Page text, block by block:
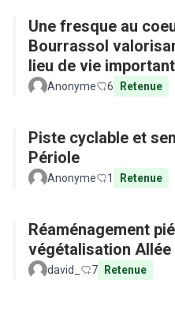
Une fresque au
Bourrassol
lieu de vie
Anonyme 6 Retenue
Piste cyclable et
Périole
Anonyme 1 Retenue
Réaménagement
végétalisation
david_ 7 Retenue